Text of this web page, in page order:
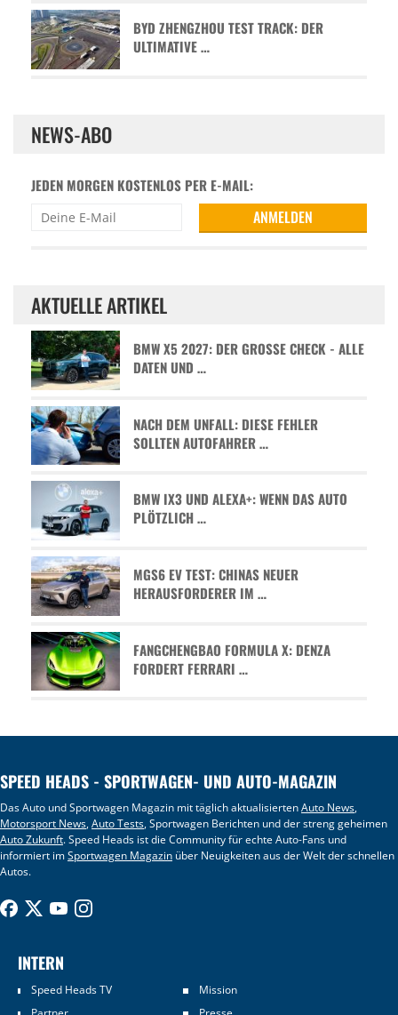
BYD ZHENGZHOU TEST TRACK: DER
ULTIMATIVE …
NEWS-ABO
JEDEN MORGEN KOSTENLOS PER E-MAIL:
AKTUELLE ARTIKEL
BMW X5 2027: DER GROSSE CHECK - ALLE D
ATEN UND …
NACH DEM UNFALL: DIESE FEHLER
SOLLTEN AUTOFAHRER …
BMW IX3 UND ALEXA+: WENN DAS AUTO
PLÖTZLICH …
MGS6 EV TEST: CHINAS NEUER
HERAUSFORDERER IM …
FANGCHENGBAO FORMULA X: DENZA
FORDERT FERRARI …
SPEED HEADS - SPORTWAGEN- UND AUTO-MAGAZIN
Das Auto und Sportwagen Magazin mit täglich aktualisiertenAuto News,
Motorsport News,Auto Tests, Sportwagen Berichten und der streng geheimen
Auto Zukunft. Speed Heads ist die Community für echte Auto-Fans und
informiert imSportwagen Magazin über Neuigkeiten aus der Welt der schnellen
Autos.
INTERN
Speed Heads TV
Mission